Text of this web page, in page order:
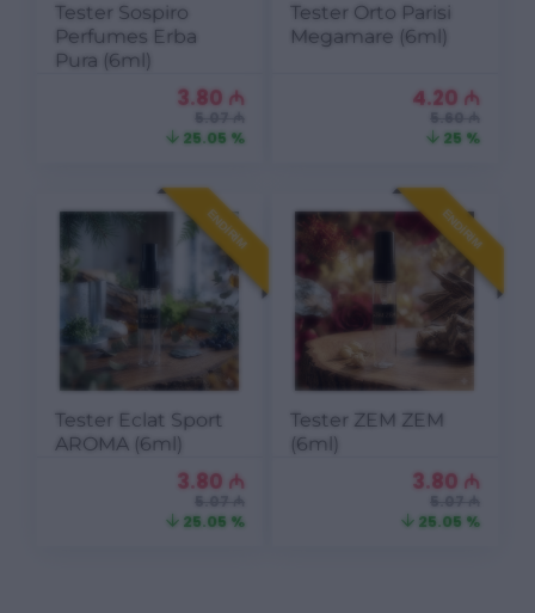
Tester Sospiro
Perfumes Erba
Pura (6ml)
3.80 ₼
5.07 ₼
25.05 %
Tester Orto Parisi
Megamare (6ml)
4.20 ₼
5.60 ₼
25 %
ENDIRIM
Tester Eclat Sport
AROMA (6ml)
3.80 ₼
5.07 ₼
25.05 %
ENDIRIM
Tester ZEM ZEM
(6ml)
3.80 ₼
5.07 ₼
25.05 %